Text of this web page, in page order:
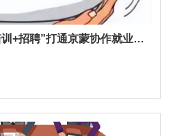
提供1300余个岗位！“培训+招聘”打通京蒙协作就业帮扶全链条